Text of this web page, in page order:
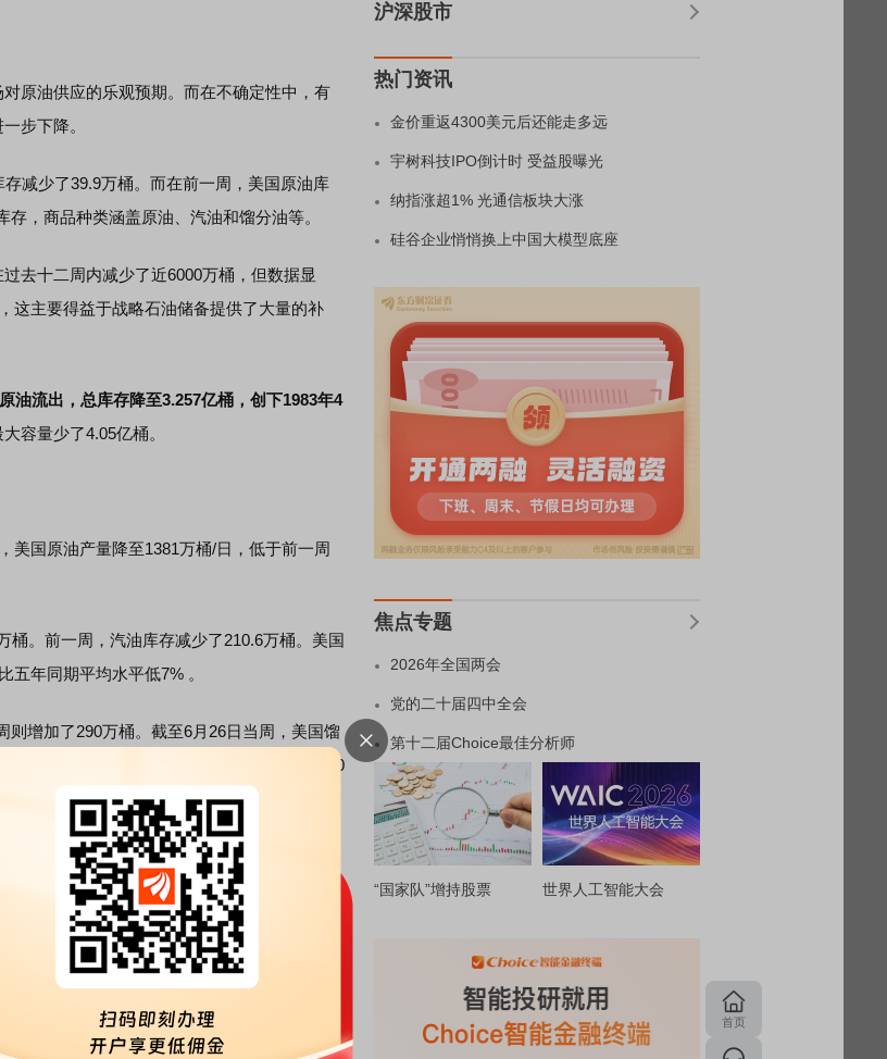
油供应的乐观预期。而在不确定性中，有
步下降。
减少了39.9万桶。而在前一周，美国原油库
，商品种类涵盖原油、汽油和馏分油等。
十二周内减少了近6000万桶，但数据显
这主要得益于战略石油储备提供了大量的补
油流出，总库存降至3.257亿桶，创下1983年4
容量少了4.05亿桶。
国原油产量降至1381万桶/日，低于前一周
。前一周，汽油库存减少了210.6万桶。美国
五年同期平均水平低7% 。
增加了290万桶。截至6月26日当周，美国馏
割中心的库欣原油库存在报告期内下降了69000
在内的美国总库存已因美伊冲突减少1.2071
不构成投资建议。据此操作，风险自担。 举报
沪深股市
热门资讯
金价重返4300美元后还能走多远
宇树科技IPO倒计时 受益股曝光
纳指涨超1% 光通信板块大涨
硅谷企业悄悄换上中国大模型底座
焦点专题
2026年全国两会
党的二十届四中全会
第十二届Choice最佳分析师
“国家队”增持股票 世界人工智能大会
首页